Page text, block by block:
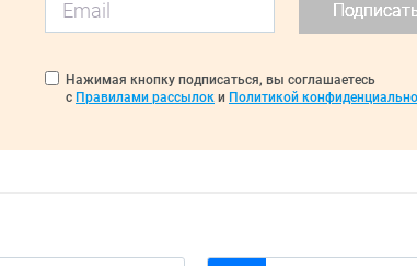
Нажимая кнопку подписаться, вы соглашаетесь
с Правилами рассылок и Политикой